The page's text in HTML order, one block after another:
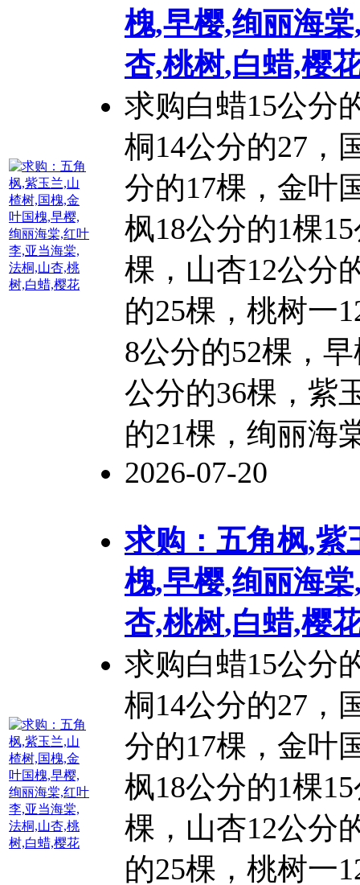
槐,早樱,绚丽海
杏,桃树,白蜡,樱
求购白蜡15公分
桐14公分的27，
分的17棵，金叶
枫18公分的1棵
棵，山杏12公分
的25棵， 桃树一
8公分的52棵，
公分的36棵，紫
的21棵，绚丽海
2026-07-20
求购：五角枫,紫
槐,早樱,绚丽海
杏,桃树,白蜡,樱
求购白蜡15公分
桐14公分的27，
分的17棵，金叶
枫18公分的1棵
棵，山杏12公分
的25棵， 桃树一